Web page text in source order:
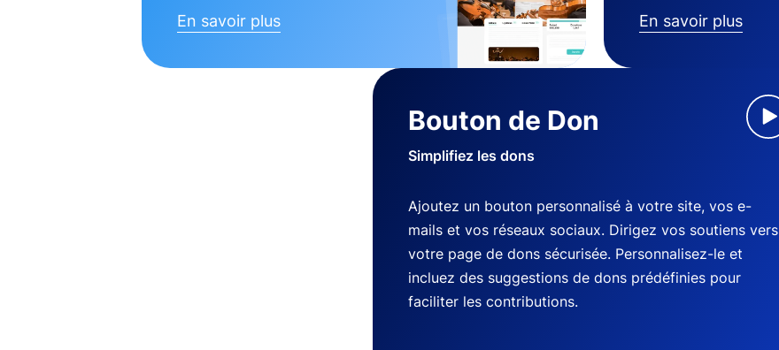
En savoir plus En savoir plus
Bouton de Don
Simplifiez les dons
Ajoutez un bouton personnalisé à votre site, vos e-
mails et vos réseaux sociaux. Dirigez vos soutiens vers
votre page de dons sécurisée. Personnalisez-le et
incluez des suggestions de dons prédéfinies pour
faciliter les contributions.